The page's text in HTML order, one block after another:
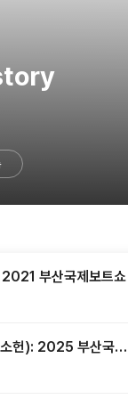
부산국제보트쇼
헌): 2025 부산국제